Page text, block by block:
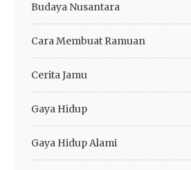
Budaya Nusantara
Cara Membuat Ramuan
Cerita Jamu
Gaya Hidup
Gaya Hidup Alami